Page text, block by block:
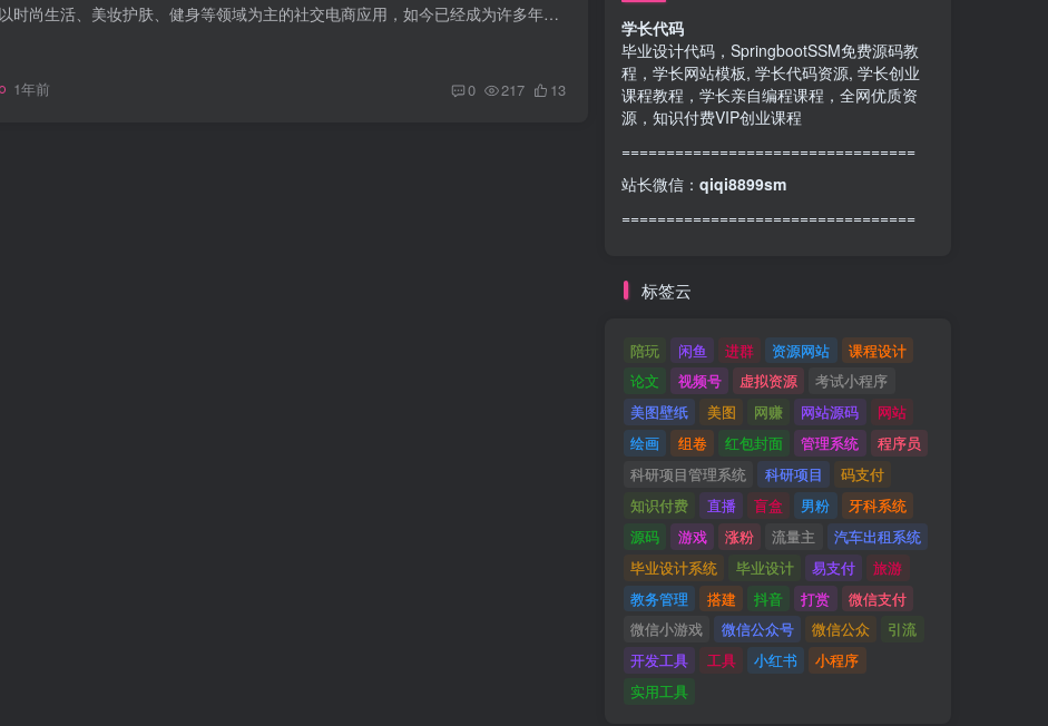
小红书是一个以时尚生活、美妆护肤、健身等领域为主的社交电商应用，如今已经成为许多年轻人日常生活中必不可少的应用之一。在小红书上，用户可以分享自己的生活、兴趣和经验，与其他用户进行互...
1年前 0 217 13
学长代码
毕业设计代码，SpringbootSSM免费源码教
程，学长网站模板, 学长代码资源, 学长创业
课程教程，学长亲自编程课程，全网优质资
源，知识付费VIP创业课程
=================================
站长微信： qiqi8899sm
=================================
标签云
陪玩 闲鱼 进群 资源网站
课程设计
论文
视频号 虚拟资源
考试小程序
美图壁纸
美图 网赚 网站源码
网站
绘画
组卷 红包封面 管理系统
程序员
科研项目管理系统
科研项目
码支付
知识付费
直播 盲盒 男粉
牙科系统
源码
游戏 涨粉 流量主
汽车出租系统
毕业设计系统
毕业设计 易支付
旅游
教务管理
搭建 抖音 打赏
微信支付
微信小游戏
微信公众号 微信公众
引流
开发工具
工具 小红书
小程序
实用工具